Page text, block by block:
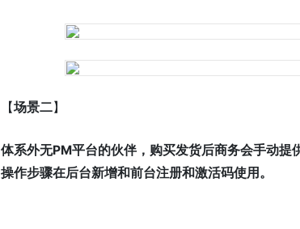
【场景二】
体系外无PM平台的伙伴，购买发货后商务会手动
操作步骤在后台新增和前台注册和激活码使用。